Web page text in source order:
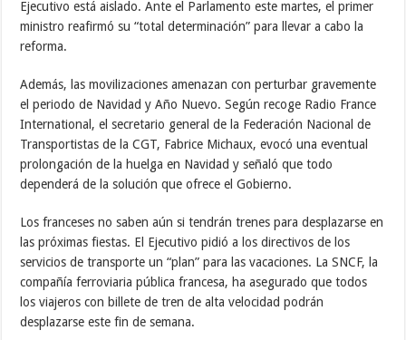
Ejecutivo está aislado. Ante el Parlamento este martes, el primer
ministro reafirmó su “total determinación” para llevar a cabo la
reforma.
Además, las movilizaciones amenazan con perturbar gravemente
el periodo de Navidad y Año Nuevo. Según recoge Radio France
International, el secretario general de la Federación Nacional de
Transportistas de la CGT, Fabrice Michaux, evocó una eventual
prolongación de la huelga en Navidad y señaló que todo
dependerá de la solución que ofrece el Gobierno.
Los franceses no saben aún si tendrán trenes para desplazarse en
las próximas fiestas. El Ejecutivo pidió a los directivos de los
servicios de transporte un “plan” para las vacaciones. La SNCF, la
compañía ferroviaria pública francesa, ha asegurado que todos
los viajeros con billete de tren de alta velocidad podrán
desplazarse este fin de semana.